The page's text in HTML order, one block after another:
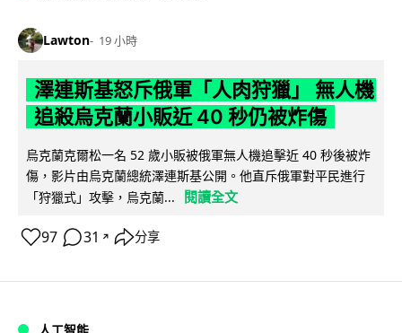
Lawton 19 小時
澤連斯基怒斥俄軍「人肉狩獵」 無人機
追殺烏克蘭小販近 40 秒仍被炸傷
烏克蘭克爾松一名 52 歲小販被俄軍無人機追擊近 40 秒後被炸
傷，影片由烏克蘭總統澤連斯基公開。他直斥俄軍對平民進行
「狩獵式」攻擊，烏克蘭...
閱讀全文
97 31 ↗ 分享